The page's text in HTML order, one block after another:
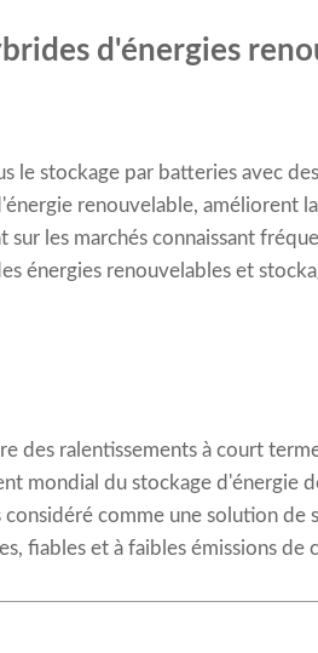
d'énergies
le stockage par batteries avec
renouvelable, améliorent
sur les marchés connaissant
énergies renouvelables et
des ralentissements à court
mondial du stockage d'énergie
comme une solution de
fiables et à faibles émissions de